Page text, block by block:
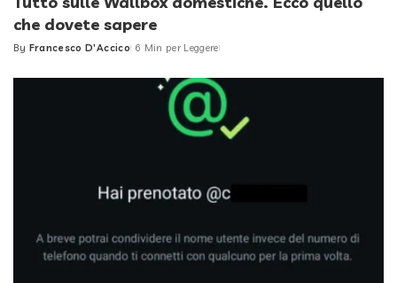
che dovete sapere
Posted
By Francesco D'Accico 6 Min per Leggere